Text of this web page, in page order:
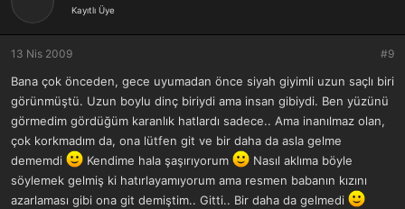
Kayıtlı Üye
13 Nis 2009 #9
Bana çok önceden, gece uyumadan önce siyah giyimli uzun saçlı biri
görünmüştü. Uzun boylu dinç biriydi ama insan gibiydi. Ben yüzünü
görmedim gördüğüm karanlık hatlardı sadece.. Ama inanılmaz olan,
çok korkmadım da, ona lütfen git ve bir daha da asla gelme
dememdi
Kendime hala şaşırıyorum
Nasıl aklıma böyle
söylemek gelmiş ki hatırlayamıyorum ama resmen babanın kızını
azarlaması gibi ona git demiştim.. Gitti.. Bir daha da gelmedi